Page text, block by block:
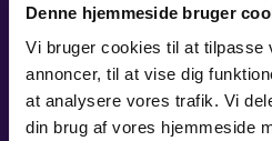
Denne hjemmeside bruger
Vi bruger cookies til at tilpasse
annoncer, til at vise dig
at analysere vores trafik. Vi
din brug af vores hjemmeside
SYMFONI
19:00
Sted:Carl Nielsen Salen, Odense
Pris:A: 415 kr. - B: 365 kr. - C: 315 kr. /